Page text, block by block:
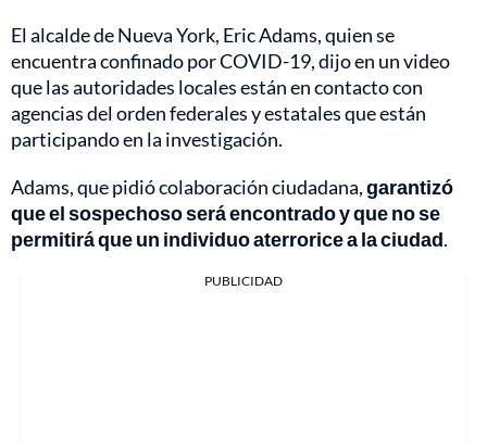
El alcalde de Nueva York, Eric Adams, quien se
encuentra confinado por COVID-19, dijo en un video
que las autoridades locales están en contacto con
agencias del orden federales y estatales que están
participando en la investigación.
Adams, que pidió colaboración ciudadana,garantizó
que el sospechoso será encontrado y que no se
permitirá que un individuo aterrorice a la ciudad.
PUBLICIDAD